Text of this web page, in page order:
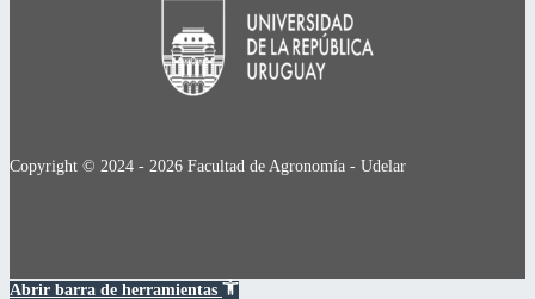
Copyright © 2024 - 2026 Facultad de Agronomía - Udelar
Abrir barra de herramientas